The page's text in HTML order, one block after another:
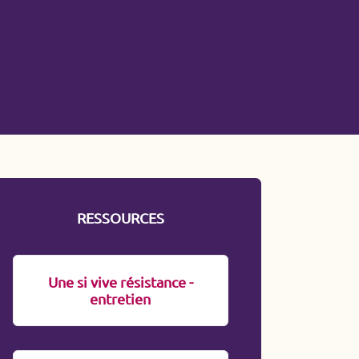
morales (pouvoirs publics
à créer et développer un
aux coopérations territoriales au
juste.
RESSOURCES
Une si vive résistance -
entretien